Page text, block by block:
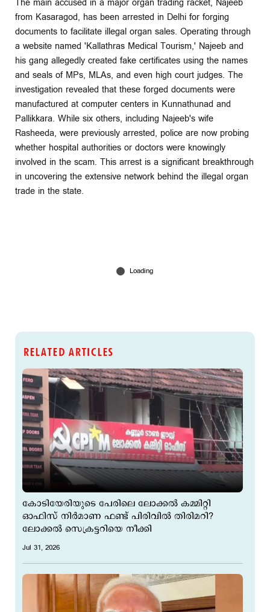
The main accused in a major organ trading racket, Najeeb
from Kasaragod, has been arrested in Delhi for forging
documents to facilitate illegal organ sales. Operating through
a website named 'Kallathras Medical Tourism,' Najeeb and
his gang allegedly created fake certificates using the names
and seals of MPs, MLAs, and even high court judges. The
investigation revealed that these forged documents were
manufactured at computer centers in Kunnathunad and
Pallikkara. While six others, including Najeeb's wife
Rasheeda, were previously arrested, police are now probing
whether hospital authorities or doctors were knowingly
involved in the scam. This arrest is a significant breakthrough
in uncovering the extensive network behind the illegal organ
trade in the state.
RELATED ARTICLES
കോടിയേരിയുടെ പേരിലെ ലോക്കല്‍ കമ്മിറ്റി
ഓഫിസ് നിര്‍മാണ ഫണ്ട് പിരിവില്‍ തിരിമറി?
ലോക്കല്‍ സെക്രട്ടറിയെ നീക്കി
Jul 31, 2026